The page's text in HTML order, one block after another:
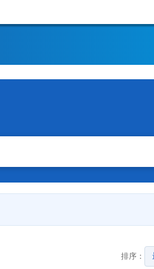
排序：